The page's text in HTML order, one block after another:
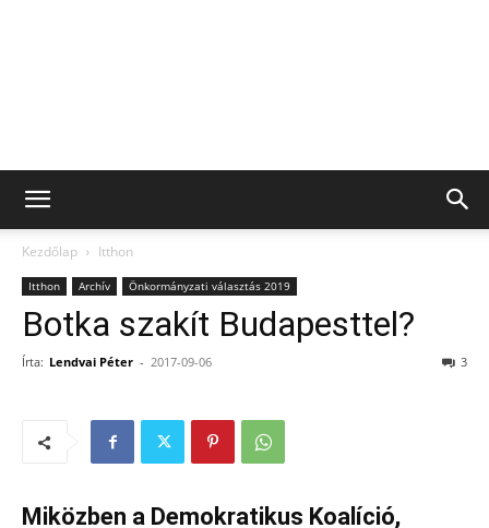
Kezdőlap Itthon
Itthon Archív Önkormányzati választás 2019
Botka szakít Budapesttel?
Írta: Lendvai Péter - 2017-09-06 3
Miközben a Demokratikus Koalíció,